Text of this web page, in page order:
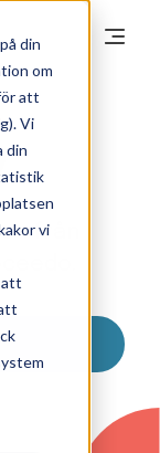
din
om
att
Vi
din
vi
att
från